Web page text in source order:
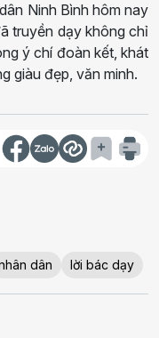
Ninh Bình hôm nay
truyền dạy không chỉ
ý chí đoàn kết, khát
giàu đẹp, văn minh.
dân lời bác dạy